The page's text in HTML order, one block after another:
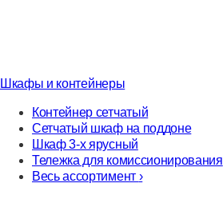
Шкафы и контейнеры
Контейнер сетчатый
Сетчатый шкаф на поддоне
Шкаф 3-х ярусный
Тележка для комиссионирования
Весь ассортимент ›